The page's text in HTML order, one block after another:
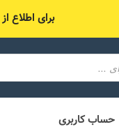
برای اطلاع از
حساب کاربری